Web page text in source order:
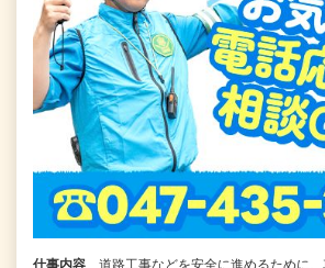
仕事内容
道路工事などを安全に進めるために